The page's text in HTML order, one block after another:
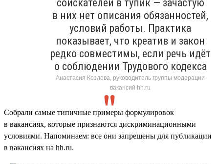
соискателей в тупик — зачастую
в них нет описания обязанностей,
условий работы. Практика
показывает, что креатив и закон
редко совместимы, если речь идёт
о соблюдении Трудового кодекса
Анастасия Козлова, руководитель группы модерации
вакансий hh.ru
Собрали самые типичные примеры формулировок
в вакансиях, которые признаются дискриминационными
условиями. Напоминаем: все они запрещены для публикации
в вакансиях на hh.ru.